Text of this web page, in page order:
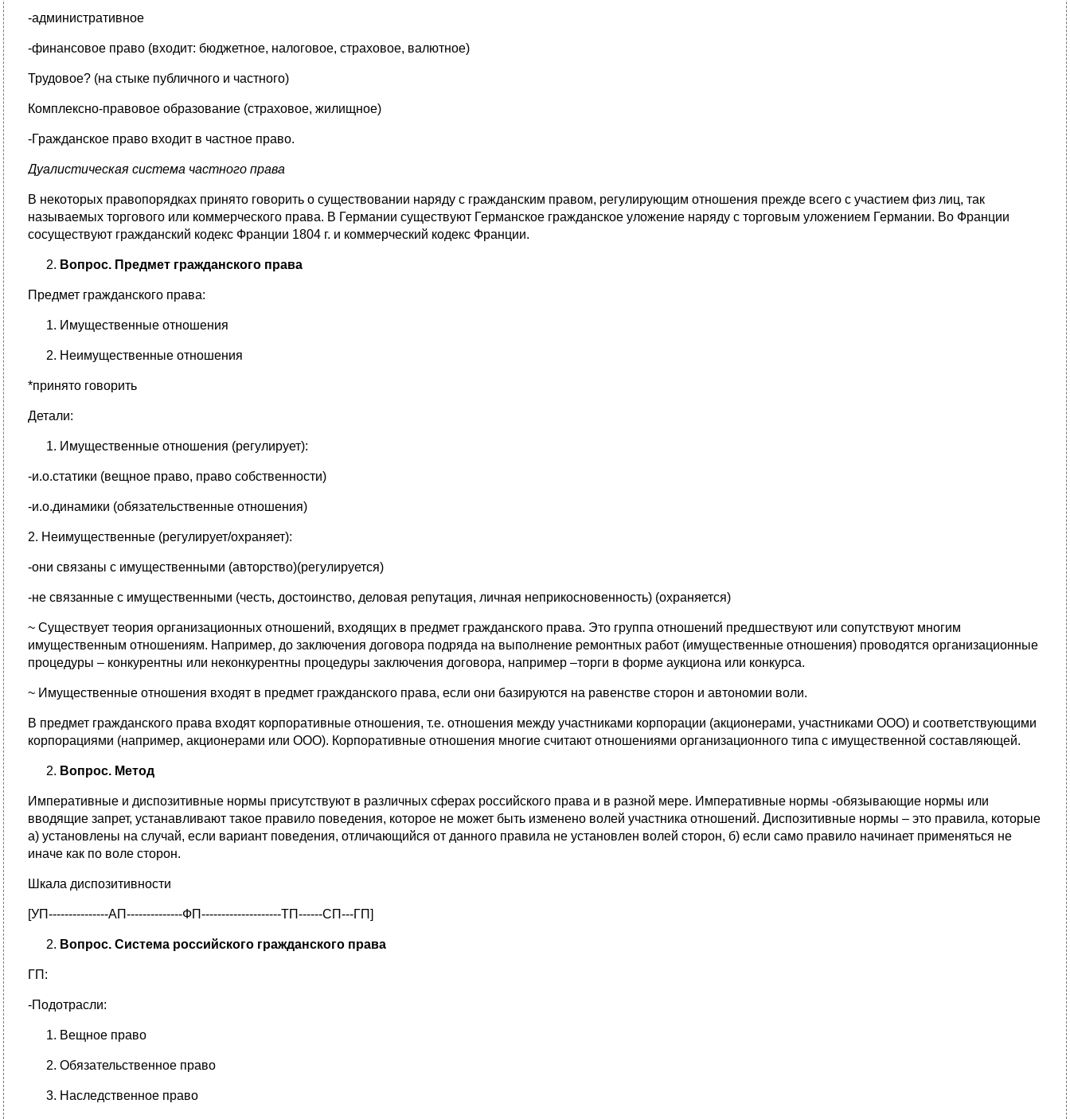
-административное
-финансовое право (входит: бюджетное, налоговое, страховое, валютное)
Трудовое? (на стыке публичного и частного)
Комплексно-правовое образование (страховое, жилищное)
-Гражданское право входит в частное право.
Дуалистическая система частного права
В некоторых правопорядках принято говорить о существовании наряду с гражданским правом, регулирующим отношения прежде всего с участием физ лиц, так
называемых торгового или коммерческого права. В Германии существуют Германское гражданское уложение наряду с торговым уложением Германии. Во Франции
сосуществуют гражданский кодекс Франции 1804 г. и коммерческий кодекс Франции.
Вопрос. Предмет гражданского права
Предмет гражданского права:
Имущественные отношения
Неимущественные отношения
*принято говорить
Детали:
Имущественные отношения (регулирует):
-и.о.статики (вещное право, право собственности)
-и.о.динамики (обязательственные отношения)
2. Неимущественные (регулирует/охраняет):
-они связаны с имущественными (авторство)(регулируется)
-не связанные с имущественными (честь, достоинство, деловая репутация, личная неприкосновенность) (охраняется)
~ Существует теория организационных отношений, входящих в предмет гражданского права. Это группа отношений предшествуют или сопутствуют многим
имущественным отношениям. Например, до заключения договора подряда на выполнение ремонтных работ (имущественные отношения) проводятся организационные
процедуры – конкурентны или неконкурентны процедуры заключения договора, например –торги в форме аукциона или конкурса.
~ Имущественные отношения входят в предмет гражданского права, если они базируются на равенстве сторон и автономии воли.
В предмет гражданского права входят корпоративные отношения, т.е. отношения между участниками корпорации (акционерами, участниками ООО) и соответствующими
корпорациями (например, акционерами или ООО). Корпоративные отношения многие считают отношениями организационного типа с имущественной составляющей.
Вопрос. Метод
Императивные и диспозитивные нормы присутствуют в различных сферах российского права и в разной мере. Императивные нормы -обязывающие нормы или
вводящие запрет, устанавливают такое правило поведения, которое не может быть изменено волей участника отношений. Диспозитивные нормы – это правила, которые
а) установлены на случай, если вариант поведения, отличающийся от данного правила не установлен волей сторон, б) если само правило начинает применяться не
иначе как по воле сторон.
Шкала диспозитивности
[УП---------------АП--------------ФП--------------------ТП------СП---ГП]
Вопрос. Система российского гражданского права
ГП:
-Подотрасли:
Вещное право
Обязательственное право
Наследственное право